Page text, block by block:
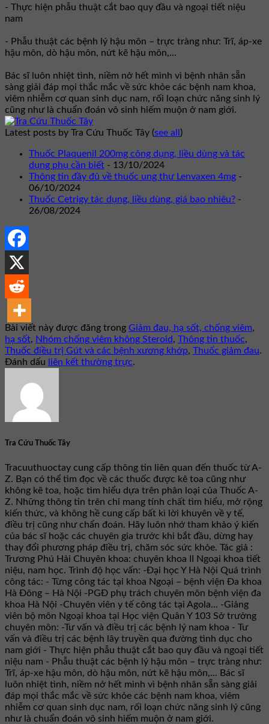
- Thực hiện phẫu thuật cắt bao quy đầu và ngoại tiết niệu
nam
- Phẫu thuật các bệnh lý hậu môn – trực tràng như: Trĩ, áp-xe
hậu môn, dò hậu môn, nứt kẽ hậu môn,...
Bác sĩ luôn nhiệt tình, niềm nở hết mình vì bệnh nhân sẵn
sàng giải đáp mọi thắc mắc về sức khỏe các bệnh nam khoa,
viêm nhiễm cơ quan sinh dục nam, rối loạn chức năng sinh lý
cũng như là chuẩn đoán vô sinh hiếm muộn ở nam giới.
Latest posts by Tra Cứu Thuốc Tây (see all )
Thuốc Plaquenil 200mg công dụng, liều dùng và tác
dụng phụ cần biết - 13/10/2024
Thông tin đầy đủ về thuốc ung thư Lenvaxen 4mg -
06/10/2024
Thuốc Cetrigy tác dụng, liều dùng, giá bao nhiêu? -
26/08/2024
Bài viết này được đăng trong Giảm đau, hạ sốt, chống viêm,
hạ sốt, Nhóm chống viêm không Steroid, Thông tin thuốc,
Thuốc điều trị Gút và các bệnh xương khớp, Thuốc giảm đau.
Đánh dấu
liên kết thường trực.
Tra Cứu Thuốc Tây
Tracuuthuoctay cung cấp thông tin liên quan đến thuốc từ A-
Z. Bạn có thể tìm đọc về các thuốc được kê toa cũng như
không kê toa, hoặc tìm hiểu dựa trên phân loại của Thuốc A-
Z. Những thông tin trên chỉ mang tính chất tìm hiểu, mở rộng
kiến thức, và không hề cung cấp bất kì lời khuyên về y tế,
điều trị cũng như chẩn đoán. Hãy luôn nhớ tham khảo ý kiến
của bác sĩ hoặc các chuyên gia trước khi bắt đầu, dừng hay
thay đổi phương pháp điều trị, chăm sóc sức khỏe. Tác giả :
Trương Phú Hải Chuyên khoa: chuyên khoa II Ngoại khoa tiết
niệu, nam học. Trình độ học vấn: -Đại học Y Hà Nội Quá trình
công tác: - Từng công tác tại khoa Ngoại – bệnh viện Đa khoa
Hà Đông – Hà Nội -PGĐ phụ trách chuyên môn bệnh viện đa
khoa Hà Nội -Chuyên viên y tế công tác tại Agola... -Giảng
viên bộ môn Ngoại khoa tại Học viện Quân Y 103 Sở trưởng
chuyên môn: -Tư vấn và điều trị các bệnh lý nam khoa - Tư
vấn và điều trị các bệnh lây truyền qua đường tình dục cho
nam giới - Thực hiện phẫu thuật cắt bao quy đầu và ngoại tiết
niệu nam - Phẫu thuật các bệnh lý hậu môn – trực tràng như:
Trĩ, áp-xe hậu môn, dò hậu môn, nứt kẽ hậu môn,... Bác sĩ
luôn nhiệt tình, niềm nở hết mình vì bệnh nhân sẵn sàng giải
đáp mọi thắc mắc về sức khỏe các bệnh nam khoa, viêm
nhiễm cơ quan sinh dục nam, rối loạn chức năng sinh lý cũng
như là chuẩn đoán vô sinh hiếm muộn ở nam giới.